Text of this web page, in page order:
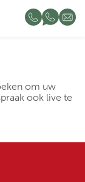
om uw
ook live te